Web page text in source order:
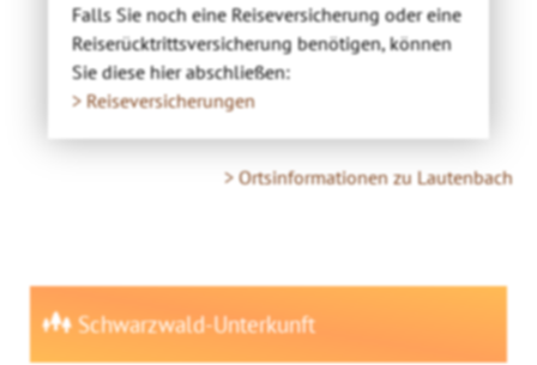
Falls Sie noch eine Reiseversicherung oder eine
Reiserücktrittsversicherung benötigen, können
Sie diese hier abschließen:
> Reiseversicherungen
> Ortsinformationen zu Lautenbach
Schwarzwald-Unterkunft